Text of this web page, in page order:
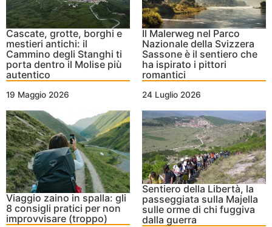
Cascate, grotte, borghi e
mestieri antichi: il
Cammino degli Stanghi ti
porta dentro il Molise più
autentico
19 Maggio 2026
Il Malerweg nel Parco
Nazionale della Svizzera
Sassone è il sentiero che
ha ispirato i pittori
romantici
24 Luglio 2026
Viaggio zaino in spalla: gli
8 consigli pratici per non
improvvisare (troppo)
Sentiero della Libertà, la
passeggiata sulla Majella
sulle orme di chi fuggiva
dalla guerra